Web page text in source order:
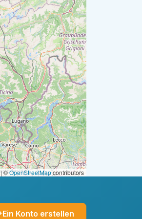
|©OpenStreetMapcontributors
Ein Konto erstellen